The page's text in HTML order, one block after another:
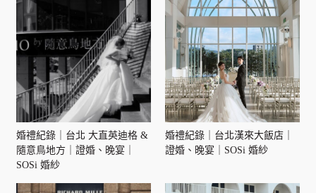
婚禮紀錄｜台北 大直英迪格 &
隨意鳥地方｜證婚、晚宴｜
SOSi 婚紗
婚禮紀錄｜台北漢來大飯店｜
證婚、晚宴｜SOSi 婚紗